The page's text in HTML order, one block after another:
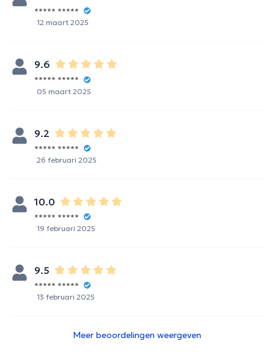
***** *****
12 maart 2025
9.6
***** *****
05 maart 2025
9.2
***** *****
26 februari 2025
10.0
***** *****
19 februari 2025
9.5
***** *****
13 februari 2025
Meer beoordelingen weergeven